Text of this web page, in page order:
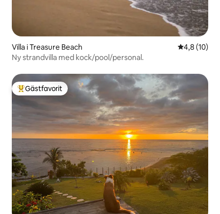
Villa i Treasure Beach 4,8 av 5 i
4,8 (10)
Ny strandvilla med kock/pool/personal.
Populär gästfavorit
Gästfavorit